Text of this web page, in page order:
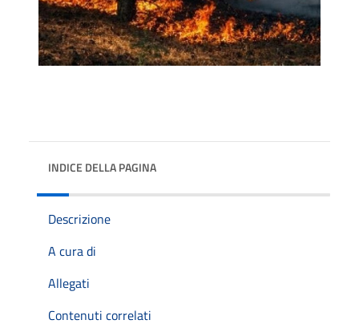
INDICE DELLA PAGINA
Descrizione
A cura di
Allegati
Contenuti correlati